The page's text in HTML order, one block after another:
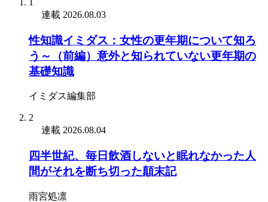
1
連載 2026.08.03
性知識イミダス：女性の更年期について知ろ
う～（前編）意外と知られていない更年期の
基礎知識
イミダス編集部
2
連載 2026.08.04
四半世紀、毎日飲酒しないと眠れなかった人
間がそれを断ち切った顛末記
雨宮処凛